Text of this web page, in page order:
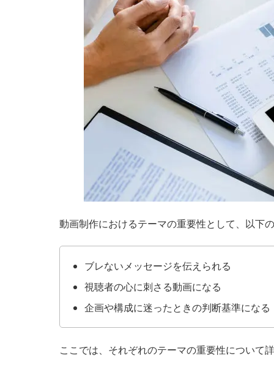
動画制作におけるテーマの重要性として、以下
ブレないメッセージを伝えられる
視聴者の心に刺さる動画になる
企画や構成に迷ったときの判断基準になる
ここでは、それぞれのテーマの重要性について